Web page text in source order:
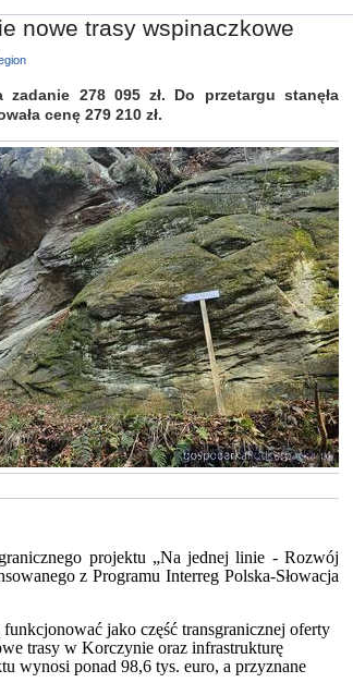
nowe trasy wspinaczkowe
zadanie 278 095 zł. Do przetargu stanęła
cenę 279 210 zł.
projektu „Na jednej linie - Rozwój
z Programu Interreg Polska-Słowacja
jako część transgranicznej oferty
trasy w Korczynie oraz infrastrukturę
wynosi ponad 98,6 tys. euro, a przyznane